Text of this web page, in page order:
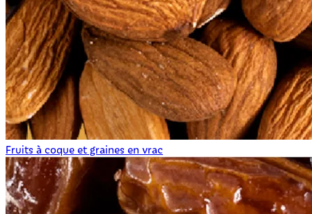
Fruits à coque et graines en vrac